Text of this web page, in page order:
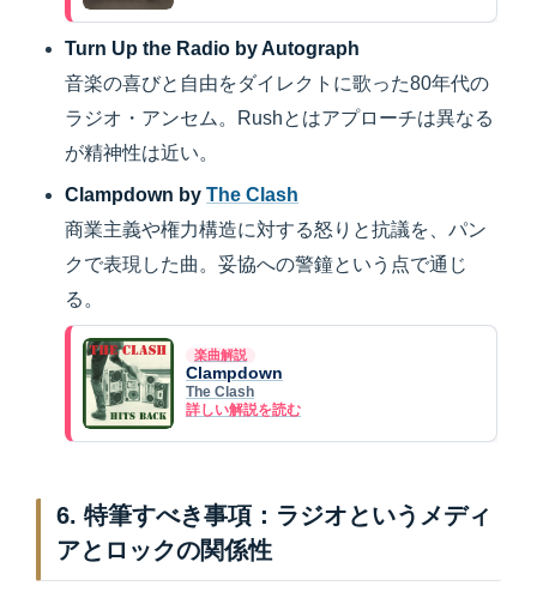
Turn Up the Radio by Autograph
音楽の喜びと自由をダイレクトに歌った80年代の
ラジオ・アンセム。Rushとはアプローチは異なる
が精神性は近い。
Clampdown byThe Clash
商業主義や権力構造に対する怒りと抗議を、パン
クで表現した曲。妥協への警鐘という点で通じ
る。
楽曲解説
Clampdown
The Clash
詳しい解説を読む
6. 特筆すべき事項：ラジオというメディ
アとロックの関係性